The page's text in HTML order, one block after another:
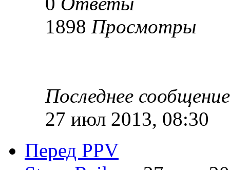
1898 Просмотры
Последнее
27 июл 2013, 08:30
Перед PPV